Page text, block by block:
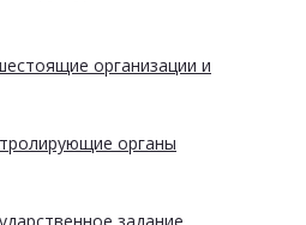
организации и
органы